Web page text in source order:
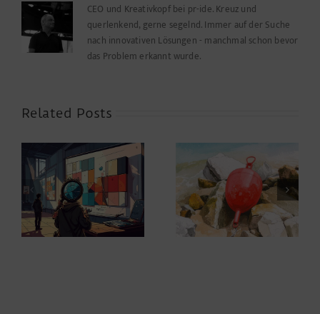
ein
Formular
ausfüllen
CEO und Kreativkopf bei pr-ide. Kreuz und
querlenkend, gerne segelnd. Immer auf der Suche
nach innovativen Lösungen - manchmal schon bevor
das Problem erkannt wurde.
Related Posts
When Thrift Cuts
the Line
Mit der Schrankwand
unterwegs